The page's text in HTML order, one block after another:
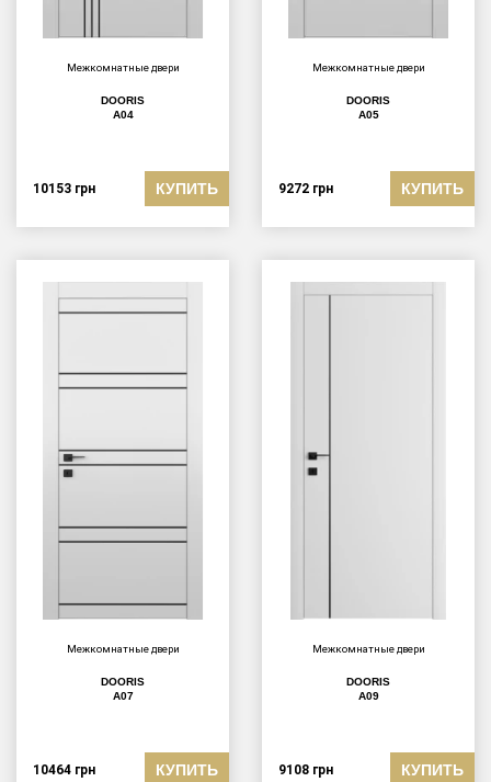
Межкомнатные двери
DOORIS
A04
10153 грн КУПИТЬ
Межкомнатные двери
DOORIS
A05
9272 грн КУПИТЬ
Межкомнатные двери
DOORIS
A07
10464 грн КУПИТЬ
Межкомнатные двери
DOORIS
A09
9108 грн КУПИТЬ